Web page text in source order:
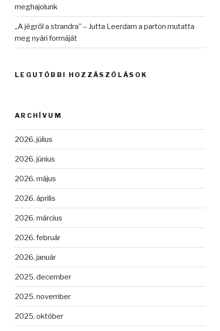
meghajolunk
„A jégről a strandra” – Jutta Leerdam a parton mutatta
meg nyári formáját
LEGUTÓBBI HOZZÁSZÓLÁSOK
ARCHÍVUM
2026. július
2026. június
2026. május
2026. április
2026. március
2026. február
2026. január
2025. december
2025. november
2025. október